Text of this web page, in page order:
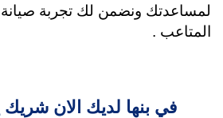
لمساعدتك ونضمن لك تجربة
المتاعب .
في بنها لديك الان شريك